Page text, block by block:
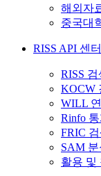
해외자
중국대
RISS API 센터
RISS
KOCW
WILL
Rinfo
FRIC
SAM
활용 및